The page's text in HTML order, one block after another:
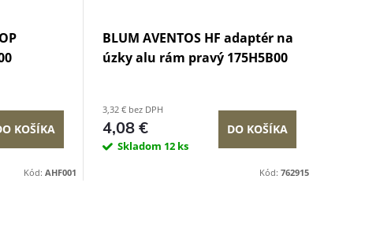
KOŠÍKA
Kód: AHF001
BLUM AVENTOS HF adaptér na
úzky alu rám pravý 175H5B00
3,32 € bez DPH
4,08 €
Skladom 12 ks
DO KOŠÍKA
Kód: 762915